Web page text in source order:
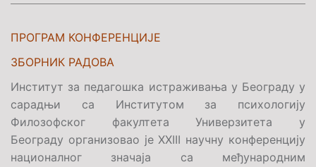
ПРОГРАМ КОНФЕРЕНЦИЈЕ
ЗБОРНИК РАДОВА
Институт за педагошка истраживања у Београду у
сарадњи са Институтом за психологију
Филозофског факултета Универзитета у
Београду организовао јеXXIII научну конференцију
националног значаја са међународним